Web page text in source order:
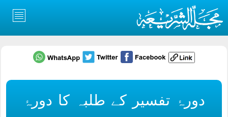
دورۂ تفسیر کے طلبہ کا دورۂ